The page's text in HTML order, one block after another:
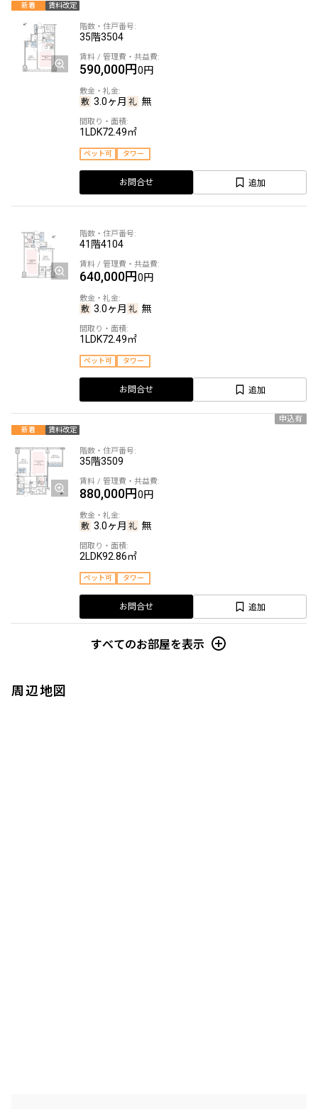
新着 賃料改定
35階3504
590,000円0円
3.0ヶ月 無
1LDK72.49㎡
ペット可 タワー
お問合せ 追加
41階4104
640,000円0円
3.0ヶ月 無
1LDK72.49㎡
ペット可 タワー
お問合せ 追加
新着 賃料改定
申込有
35階3509
880,000円0円
3.0ヶ月 無
2LDK92.86㎡
ペット可 タワー
お問合せ 追加
すべてのお部屋を表示
周辺地図